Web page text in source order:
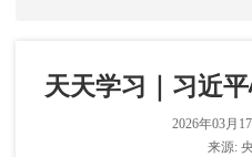
天天学习｜习近
2026年03月
来源: